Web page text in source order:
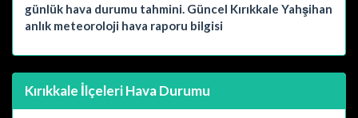
günlük hava durumu tahmini. Güncel Kırıkkale Yahşihan
anlık meteoroloji hava raporu bilgisi
Kırıkkale İlçeleri Hava Durumu